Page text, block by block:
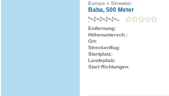
Europa » Slowakei
Baba, 500 Meter
Entfernung:
Höhenuntersch.:
Ort:
Streckenflug:
Startplatz:
Landeplatz:
Start Richtungen: